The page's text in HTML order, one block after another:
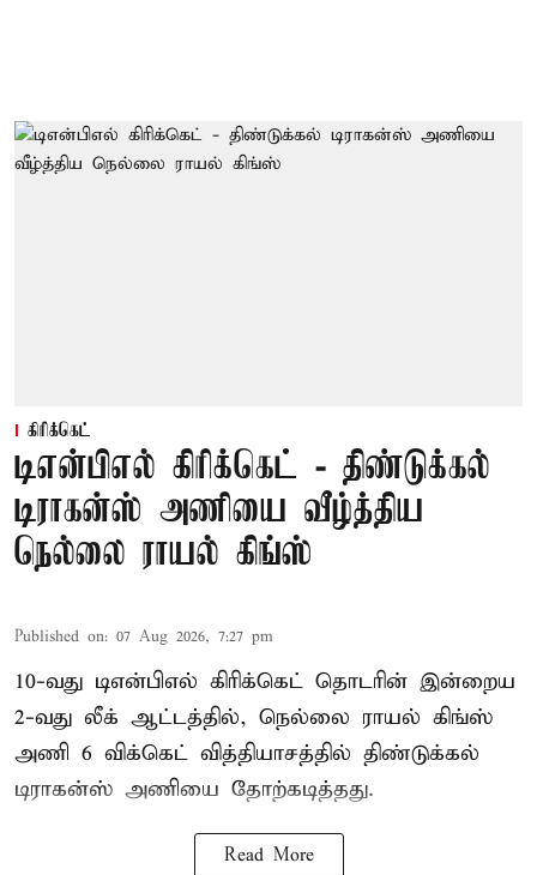
கிரிக்கெட்
டிஎன்பிஎல் கிரிக்கெட் - திண்டுக்கல்
டிராகன்ஸ் அணியை வீழ்த்திய
நெல்லை ராயல் கிங்ஸ்
Published on: 07 Aug 2026, 7:27 pm
10-வது டிஎன்பிஎல் கிரிக்கெட் தொடரின் இன்றைய
2-வது லீக் ஆட்டத்தில், நெல்லை ராயல் கிங்ஸ்
அணி 6 விக்கெட் வித்தியாசத்தில் திண்டுக்கல்
டிராகன்ஸ் அணியை தோற்கடித்தது.
Read More